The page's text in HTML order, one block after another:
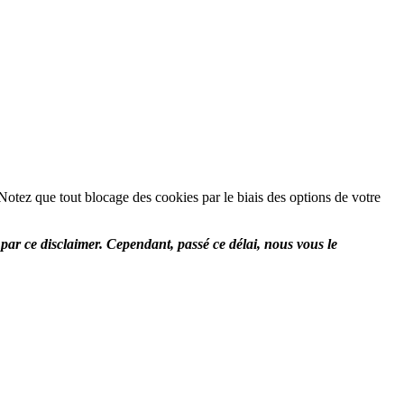
que tout blocage des cookies par le biais des options de votre
ce disclaimer. Cependant, passé ce délai, nous vous le